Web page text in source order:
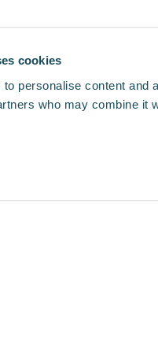
cookies
personalise content and
who may combine it